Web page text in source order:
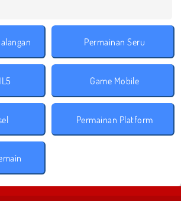
Permainan Seru
Game Mobile
Permainan Platform